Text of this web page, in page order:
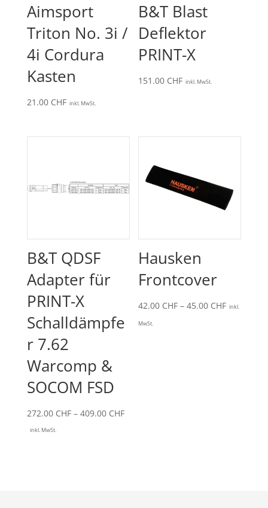
Aimsport
Triton No. 3i /
4i Cordura
Kasten
21.00 CHF inkl. MwSt.
B&T Blast
Deflektor
PRINT-X
151.00 CHF inkl. MwSt.
B&T QDSF
Adapter für
PRINT-X
Schalldämpfe
r 7.62
Warcomp &
SOCOM FSD
272.00 CHF – 409.00 CHFPreisspanne:
inkl. MwSt.
Hausken
Frontcover
42.00 CHF –45.00 CHF inkl.
MwSt.